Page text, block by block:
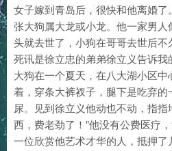
女子嫁到青岛后，很快和他离婚了。
张大狗属大龙或小龙。他一家男人
头就去世了，小狗在哥哥去世后
死讯是徐立忠的弟弟徐立义告诉
大狗在一个夏天，在八大湖小区
着，穿条大裤衩子，腿下是吃弃
尿。见到徐立义他动也不动，指指
西，费老劲了！”他没有公费医疗
一位欣赏他艺术才华的人，抵押了